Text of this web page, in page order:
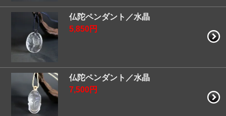
仏陀ペンダント／水晶
5,850円
仏陀ペンダント／水晶
7,500円